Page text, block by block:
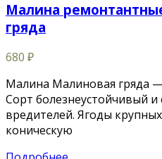
Малина
гряда
680 ₽
Малина Малиновая гряда
Сорт болезнеустойчивый
вредителей. Ягоды
коническую